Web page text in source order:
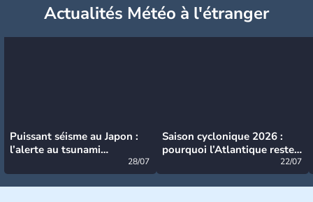
Actualités Météo à l'étranger
Puissant séisme au Japon :
l’alerte au tsunami
28/07
Saison cyclonique 2026 :
pourquoi l’Atlantique reste
22/07